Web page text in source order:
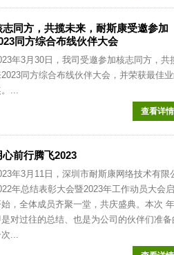
志同方，共揽未来，耐斯康受邀参加
同方综合布线伙伴大会
年3月30日，我司受邀参加核志同方，共
同方综合布线伙伴大会，并荣获最佳
...
查看详
心前行腾飞2023
年3月11日，深圳市耐斯康网络技术有限
年总结表彰大会暨2023年工作动员大会
，全体成员齐聚一堂，共庆盛典。本次
是对过往的总结、也是为公司的伙伴们准备
...